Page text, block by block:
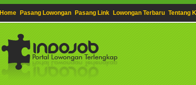
Home Pasang Lowongan Pasang Link Lowongan Terbaru Tentang